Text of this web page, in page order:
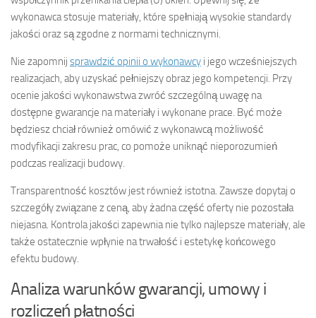
wykonawca stosuje materiały, które spełniają wysokie standardy
jakości oraz są zgodne z normami technicznymi.
Nie zapomnij sprawdzić opinii o wykonawcy i jego wcześniejszych
realizacjach, aby uzyskać pełniejszy obraz jego kompetencji. Przy
ocenie jakości wykonawstwa zwróć szczególną uwagę na
dostępne gwarancje na materiały i wykonane prace. Być może
będziesz chciał również omówić z wykonawcą możliwość
modyfikacji zakresu prac, co pomoże uniknąć nieporozumień
podczas realizacji budowy.
Transparentność kosztów jest również istotna. Zawsze dopytaj o
szczegóły związane z ceną, aby żadna część oferty nie pozostała
niejasna. Kontrola jakości zapewnia nie tylko najlepsze materiały, ale
także ostatecznie wpłynie na trwałość i estetykę końcowego
efektu budowy.
Analiza warunków gwarancji, umowy i
rozliczeń płatności